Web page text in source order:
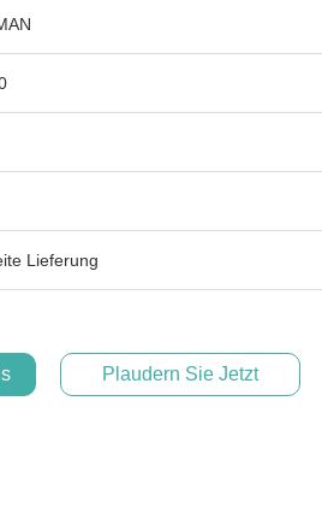
Lieferung
Plaudern Sie Jetzt